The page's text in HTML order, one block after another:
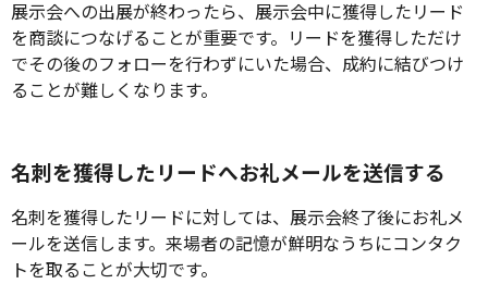
展示会への出展が終わったら、展示会中に獲得したリード
を商談につなげることが重要です。リードを獲得しただけ
でその後のフォローを行わずにいた場合、成約に結びつけ
ることが難しくなります。
名刺を獲得したリードへお礼メールを送信する
名刺を獲得したリードに対しては、展示会終了後にお礼メ
ールを送信します。来場者の記憶が鮮明なうちにコンタク
トを取ることが大切です。